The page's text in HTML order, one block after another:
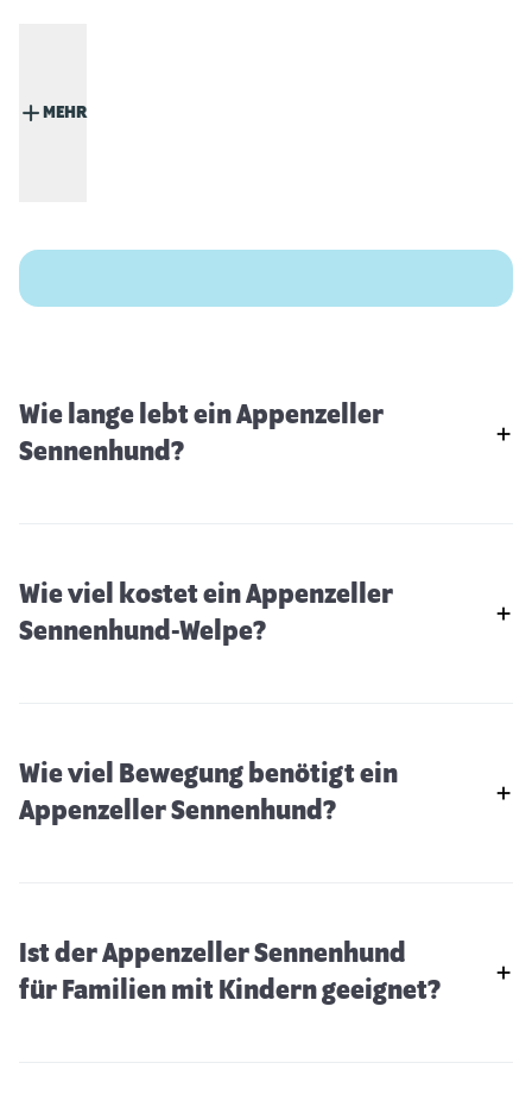
MEHR
Wie lange lebt ein Appenzeller
Sennenhund?
Wie viel kostet ein Appenzeller
Sennenhund-Welpe?
Wie viel Bewegung benötigt ein
Appenzeller Sennenhund?
Ist der Appenzeller Sennenhund
für Familien mit Kindern geeignet?